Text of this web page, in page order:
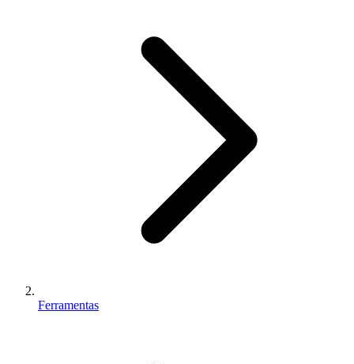
Ferramentas